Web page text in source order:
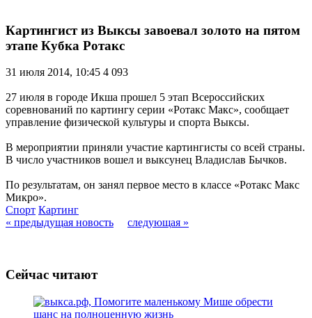
Картингист из Выксы завоевал золото на пятом
этапе Кубка Ротакс
31 июля 2014, 10:45 4 093
27 июля в городе Икша прошел 5 этап Всероссийских
соревнований по картингу серии «Ротакс Макс», сообщает
управление физической культуры и спорта Выксы.
В мероприятии приняли участие картингисты со всей страны.
В число участников вошел и выксунец Владислав Бычков.
По результатам, он занял первое место в классе «Ротакс Макс
Микро».
Спорт Картинг
« предыдущая новость
следующая »
Сейчас читают